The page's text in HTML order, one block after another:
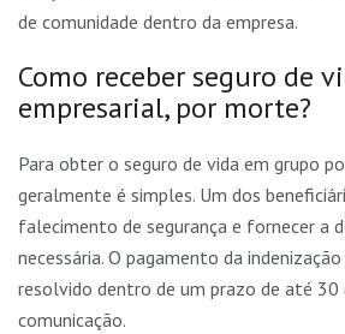
de comunidade dentro da empresa.
Como receber seguro de
empresarial, por morte?
Para obter o seguro de vida em grupo
geralmente é simples. Um dos
falecimento de segurança e fornecer a
necessária. O pagamento da
resolvido dentro de um prazo de até 30
comunicação.